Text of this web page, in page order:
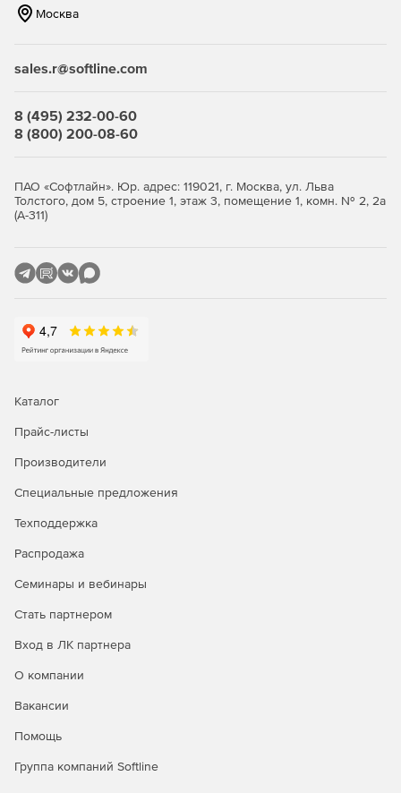
Создание файлов пользовательских журналов для
Мгновенная разгрузка сервера после загрузки файла.
действиях на сервере.
позволяет конфигурировать систему с любого
компьютера, где есть доступ в Интернет.
Пользовательский интерфейс удаленного
записям пользователей и групп с Windows NT Domain
Controller, включая информацию об аутентификации,
группах на Windows NT, мгновенно поступают и на сервер
пользователей и групп непосредственно через
интерфейс администратора.
Работа в интерфейсе объектной модели
программирования приложений COM для контроля
сервера при помощи любого COM-совместимого языка,
Java и другие.
Москва
sales.r@softline.com
8 (495) 232-00-60
8 (800) 200-08-60
ПАО «Софтлайн». Юр. адрес: 119021, г. Москва, ул. Льва
Толстого, дом 5, строение 1, этаж 3, помещение 1, комн. № 2, 2а
(А-311)
Каталог
Прайс-листы
Производители
Специальные предложения
Техподдержка
Распродажа
Семинары и вебинары
Стать партнером
Вход в ЛК партнера
О компании
Вакансии
Помощь
Группа компаний Softline